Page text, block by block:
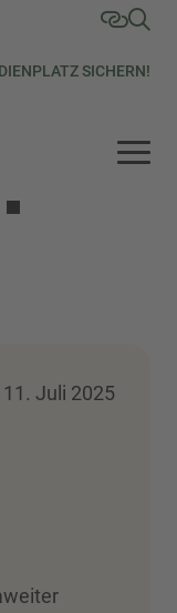
SICHERN!
11. Juli 2025